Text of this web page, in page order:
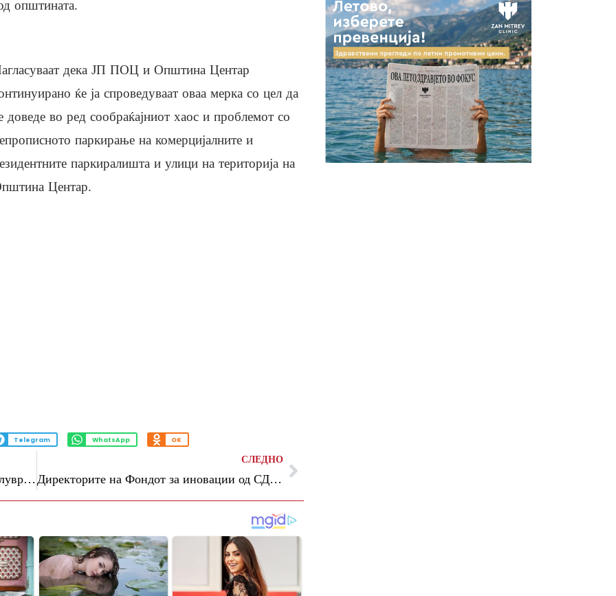
општината.
дека ЈП ПОЦ и Општина Центар
ќе ја спроведуваат оваа мерка со цел да
доведе во ред сообраќајниот хаос и проблемот со
паркирање на комерцијалните и
паркиралишта и улици на територија на
Центар.
Telegram WhatsApp OK
Приберете ги министрите, „второто полувреме” може да заврши со автогол за иднината на сите, порачува ДУИ
СЛЕДНО
Директорите на Фондот за иновации од СДС го оштетиле за над 400.000 евра, според ВМРО-ДПМНЕ